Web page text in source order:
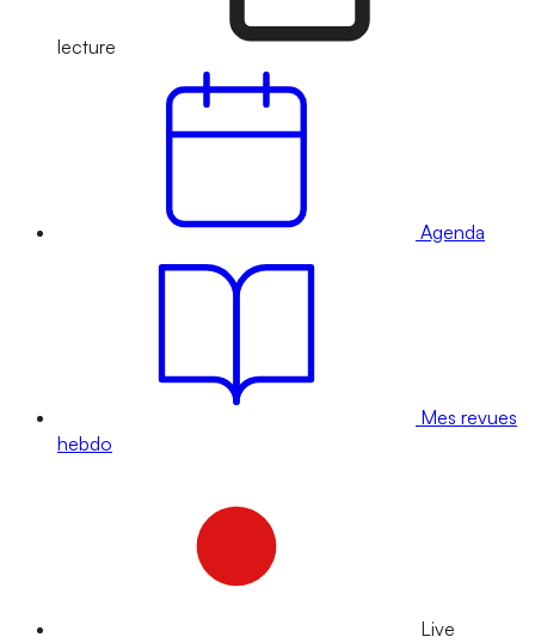
lecture
Agenda
Mes revues
hebdo
Live